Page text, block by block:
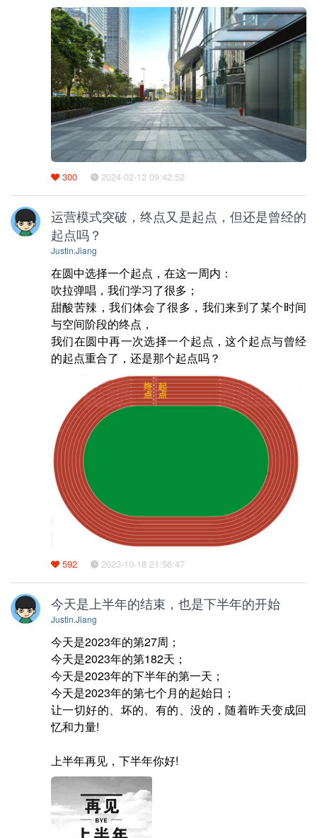
300 2024-02-12 09:42:52
运营模式突破，终点又是起点，但还是曾经的
起点吗？
Justin.Jiang
在圆中选择一个起点，在这一周内：
吹拉弹唱，我们学习了很多；
甜酸苦辣，我们体会了很多，我们来到了某个时间
与空间阶段的终点，
我们在圆中再一次选择一个起点，这个起点与曾经
的起点重合了，还是那个起点吗？
592 2023-10-18 21:56:47
今天是上半年的结束，也是下半年的开始
Justin.Jiang
今天是2023年的第27周；
今天是2023年的第182天；
今天是2023年的下半年的第一天；
今天是2023年的第七个月的起始日；
让一切好的、坏的、有的、没的，随着昨天变成回
忆和力量!
上半年再见，下半年你好!